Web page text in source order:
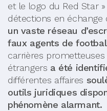
et le logo du Red Star
détections en échange
un vaste réseau
faux agents de
carrières
étrangers a été
différentes affaires
outils juridiques
phénomène alarmant.